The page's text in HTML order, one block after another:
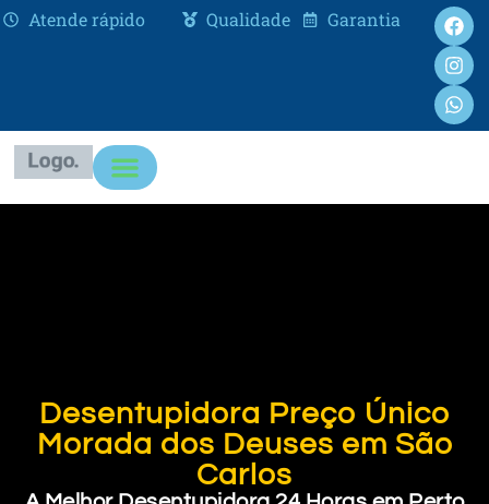
Atende rápido Qualidade Garantia
Desentupidora Preço Único
Morada dos Deuses em São
Carlos